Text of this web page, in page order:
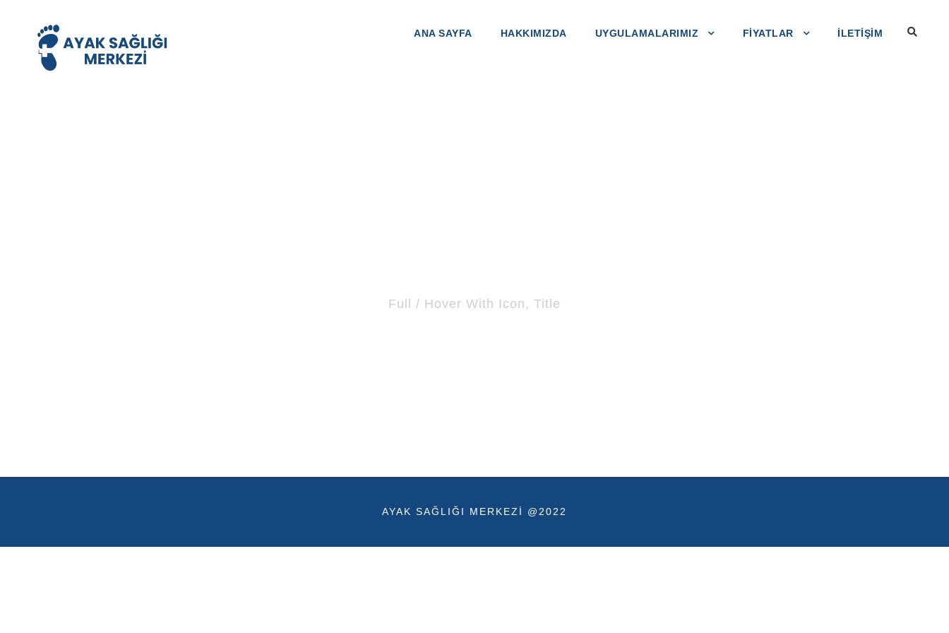
ANA SAYFA HAKKIMIZDA UYGULAMALARIMIZ FIYATLAR ILETIŞIM
Full / Hover With Icon, Title
AYAK SAĞLIĞI MERKEZI @2022